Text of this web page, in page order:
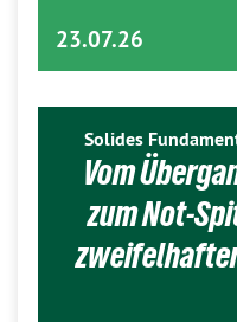
23.07.26
Solides
Vom
zum Not-